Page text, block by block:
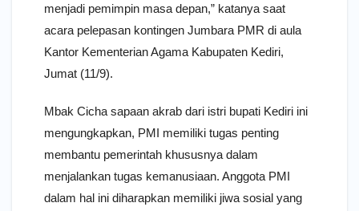
menjadi pemimpin masa depan,” katanya saat
acara pelepasan kontingen Jumbara PMR di aula
Kantor Kementerian Agama Kabupaten Kediri,
Jumat (11/9).
Mbak Cicha sapaan akrab dari istri bupati Kediri ini
mengungkapkan, PMI memiliki tugas penting
membantu pemerintah khususnya dalam
menjalankan tugas kemanusiaan. Anggota PMI
dalam hal ini diharapkan memiliki jiwa sosial yang